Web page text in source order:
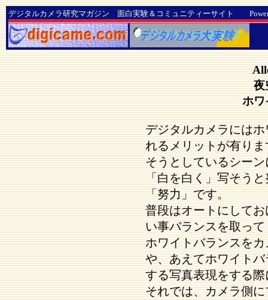
デジタルカメラ研究マガジン 面白実験＆コミュニティーサイト
夜
ホワ
デジタルカメラには
れるメリットが有り
そうとしているシー
「白を白く」写そう
「努力」です。
普段はオートにして
い事バランスを取っ
ホワイトバランスを
や、あえてホワイト
する写真表現をする
それでは、カメラ側